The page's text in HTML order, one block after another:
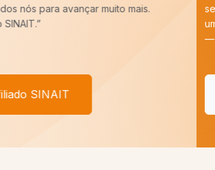
sempre pronto para batalhar pelos nossos
um recado,
COM VOCÊ FILIADO, SEREMOS
Quero ser um filiado SINAIT